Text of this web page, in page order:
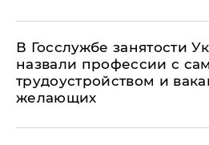
В Госслужбе занятости
назвали профессии с
трудоустройством и
желающих